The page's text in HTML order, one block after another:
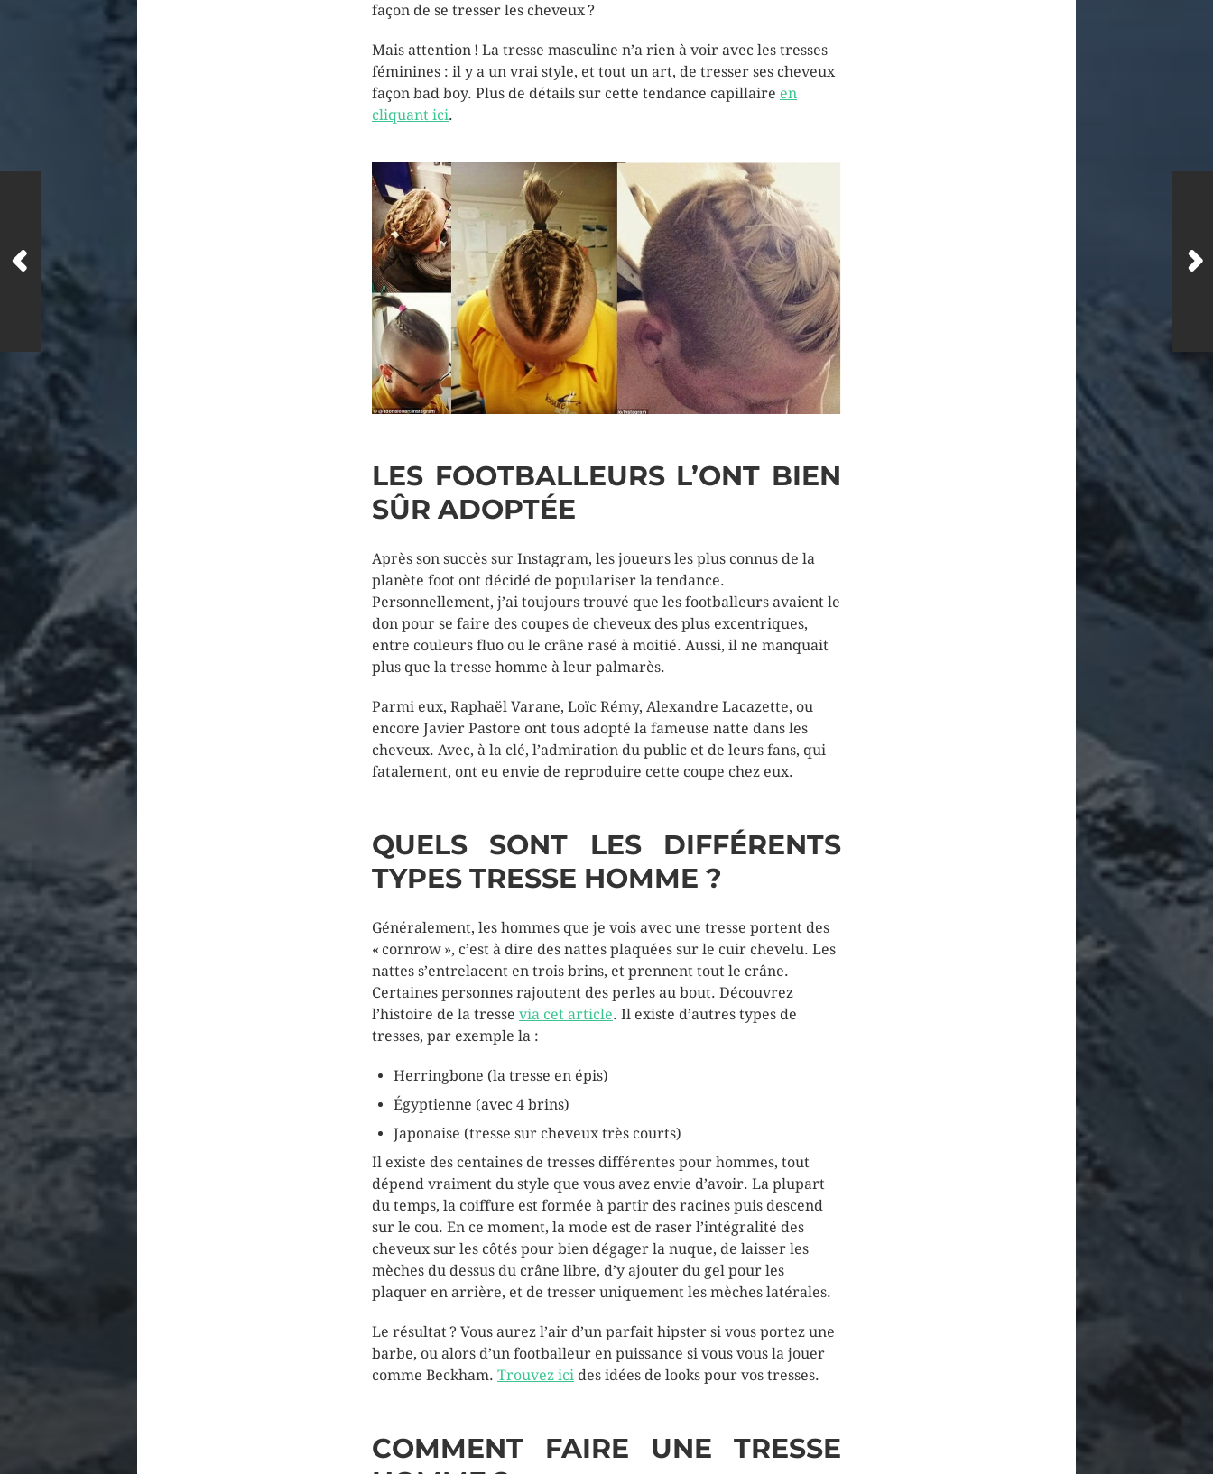
façon de se tresser les cheveux ?
Mais attention ! La tresse masculine n’a rien à voir avec les tresses
féminines : il y a un vrai style, et tout un art, de tresser ses cheveux
façon bad boy. Plus de détails sur cette tendance capillaire en
cliquant ici.
LES FOOTBALLEURS L’ONT BIEN
SÛR ADOPTÉE
Après son succès sur Instagram, les joueurs les plus connus de la
planète foot ont décidé de populariser la tendance.
Personnellement, j’ai toujours trouvé que les footballeurs avaient le
don pour se faire des coupes de cheveux des plus excentriques,
entre couleurs fluo ou le crâne rasé à moitié. Aussi, il ne manquait
plus que la tresse homme à leur palmarès.
Parmi eux, Raphaël Varane, Loïc Rémy, Alexandre Lacazette, ou
encore Javier Pastore ont tous adopté la fameuse natte dans les
cheveux. Avec, à la clé, l’admiration du public et de leurs fans, qui
fatalement, ont eu envie de reproduire cette coupe chez eux.
QUELS SONT LES DIFFÉRENTS
TYPES TRESSE HOMME ?
Généralement, les hommes que je vois avec une tresse portent des
« cornrow », c’est à dire des nattes plaquées sur le cuir chevelu. Les
nattes s’entrelacent en trois brins, et prennent tout le crâne.
Certaines personnes rajoutent des perles au bout. Découvrez
l’histoire de la tresse via cet article. Il existe d’autres types de
tresses, par exemple la :
Herringbone (la tresse en épis)
Égyptienne (avec 4 brins)
Japonaise (tresse sur cheveux très courts)
Il existe des centaines de tresses différentes pour hommes, tout
dépend vraiment du style que vous avez envie d’avoir. La plupart
du temps, la coiffure est formée à partir des racines puis descend
sur le cou. En ce moment, la mode est de raser l’intégralité des
cheveux sur les côtés pour bien dégager la nuque, de laisser les
mèches du dessus du crâne libre, d’y ajouter du gel pour les
plaquer en arrière, et de tresser uniquement les mèches latérales.
Le résultat ? Vous aurez l’air d’un parfait hipster si vous portez une
barbe, ou alors d’un footballeur en puissance si vous vous la jouer
comme Beckham. Trouvez ici des idées de looks pour vos tresses.
COMMENT FAIRE UNE TRESSE